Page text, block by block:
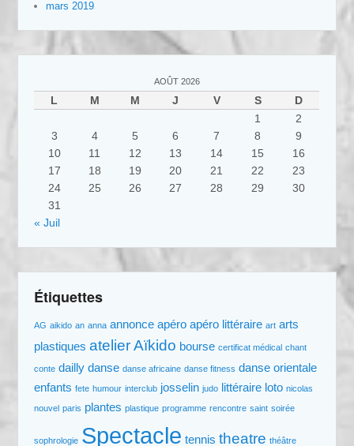
mars 2019
AOÛT 2026
L M M J V S
D
1
2
3
4 5 6 7 8
9
10
11 12 13 14 15
16
17
18 19 20 21 22
23
24
25 26 27 28 29
30
31
« Juil
Étiquettes
AG aikido an anna annonce apéro apéro littéraire art arts
plastiques atelier Aïkido bourse certificat médical chant
conte dailly danse danse africaine danse fitness danse orientale
enfants fete humour interclub josselin judo littéraire loto nicolas
nouvel paris plantes plastique programme rencontre saint soirée
sophrologie Spectacle tennis theatre théâtre